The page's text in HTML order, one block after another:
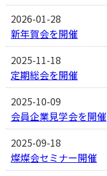
2026-01-28
新年賀会を開催
2025-11-18
定期総会を開催
2025-10-09
会員企業見学会を開催
2025-09-18
燦燦会セミナー開催